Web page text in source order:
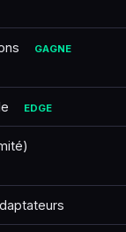
GAGNE
EDGE